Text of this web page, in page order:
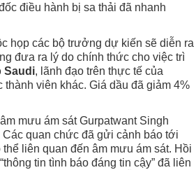
điều hành bị sa thải đã nhanh
họp các bộ trưởng dự kiến sẽ diễn ra
đưa ra lý do chính thức cho việc trì
Saudi, lãnh đạo trên thực tế của
viên khác. Giá dầu đã giảm 4%
mưu ám sát Gurpatwant Singh
quan chức đã gửi cảnh báo tới
liên quan đến âm mưu ám sát. Hồi
tin tình báo đáng tin cậy” đã liên